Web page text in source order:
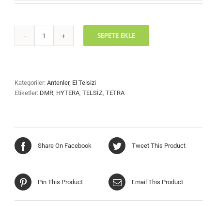
AN0167H07
SEPETE EKLE
Kategoriler: Antenler, El Telsizi
Etiketler: DMR, HYTERA, TELSİZ, TETRA
Share On Facebook Tweet This Product
Pin This Product Email This Product